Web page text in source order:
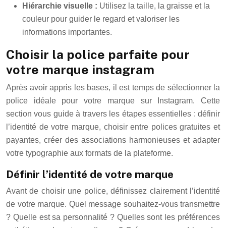
Hiérarchie visuelle : Utilisez la taille, la graisse et la
couleur pour guider le regard et valoriser les
informations importantes.
Choisir la police parfaite pour
votre marque instagram
Après avoir appris les bases, il est temps de sélectionner la
police idéale pour votre marque sur Instagram. Cette
section vous guide à travers les étapes essentielles : définir
l’identité de votre marque, choisir entre polices gratuites et
payantes, créer des associations harmonieuses et adapter
votre typographie aux formats de la plateforme.
Définir l’identité de votre marque
Avant de choisir une police, définissez clairement l’identité
de votre marque. Quel message souhaitez-vous transmettre
? Quelle est sa personnalité ? Quelles sont les préférences